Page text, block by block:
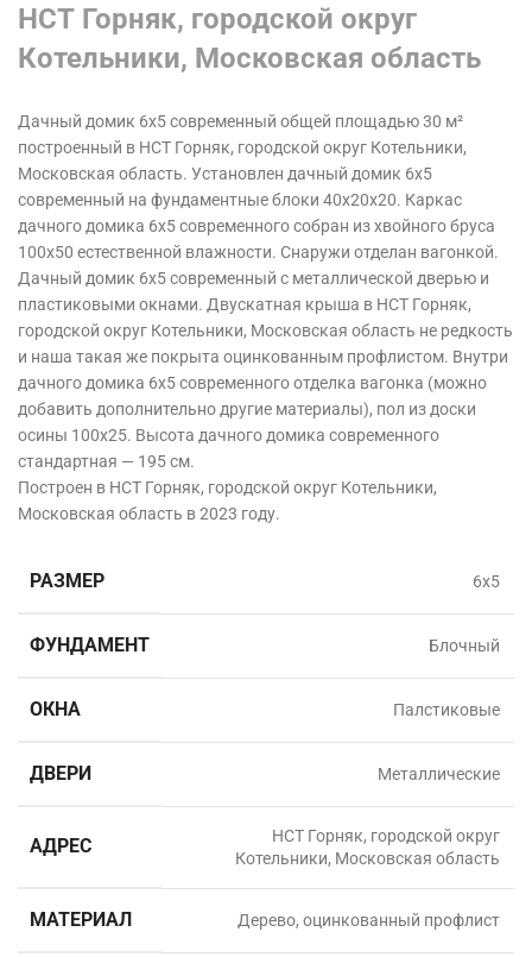
НСТ Горняк, городской округ
Котельники, Московская область
Дачный домик 6х5 современный общей площадью 30 м²
построенный в НСТ Горняк, городской округ Котельники,
Московская область. Установлен дачный домик 6х5
современный на фундаментные блоки 40х20х20. Каркас
дачного домика 6х5 современного собран из хвойного бруса
100х50 естественной влажности. Снаружи отделан вагонкой.
Дачный домик 6х5 современный с металлической дверью и
пластиковыми окнами. Двускатная крыша в НСТ Горняк,
городской округ Котельники, Московская область не редкость
и наша такая же покрыта оцинкованным профлистом. Внутри
дачного домика 6х5 современного отделка вагонка (можно
добавить дополнительно другие материалы), пол из доски
осины 100х25. Высота дачного домика современного
стандартная — 195 см.
Построен в НСТ Горняк, городской округ Котельники,
Московская область в2023 году.
РАЗМЕР 6х5
ФУНДАМЕНТ Блочный
ОКНА Палстиковые
ДВЕРИ Металлические
АДРЕС
НСТ Горняк, городской округ
Котельники, Московская область
МАТЕРИАЛ Дерево, оцинкованный профлист